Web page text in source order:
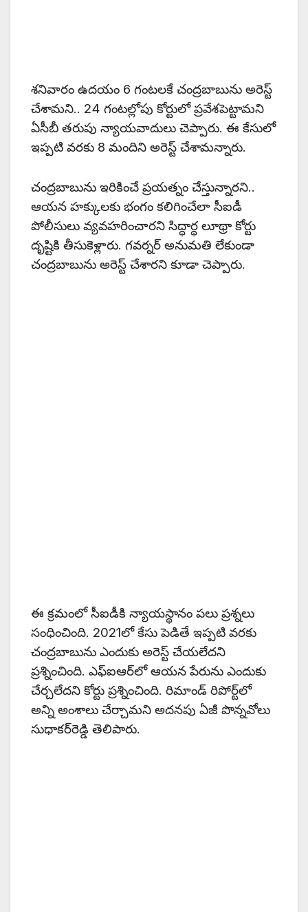
శనివారం ఉదయం 6 గంటలకే చంద్రబాబును అరెస్ట్
చేశామని.. 24 గంటల్లోపు కోర్టులో ప్రవేశపెట్టామని
ఏసీబీ తరుపు న్యాయవాదులు చెప్పారు. ఈ కేసులో
ఇప్పటి వరకు 8 మందిని అరెస్ట్‌ చేశామన్నారు.
చంద్రబాబును ఇరికించే ప్రయత్నం చేస్తున్నారని..
ఆయన హక్కులకు భంగం కలిగించేలా సీఐడీ
పోలీసులు వ్యవహరించారని సిద్ధార్థ లూథ్రా కోర్టు
దృష్టికి తీసుకెళ్లారు. గవర్నర్‌ అనుమతి లేకుండా
చంద్రబాబును అరెస్ట్‌ చేశారని కూడా చెప్పారు.
ఈ క్రమంలో సీఐడీకి న్యాయస్థానం పలు ప్రశ్నలు
సంధించింది. 2021లో కేసు పెడితే ఇప్పటి వరకు
చంద్రబాబును ఎందుకు అరెస్ట్‌ చేయలేదని
ప్రశ్నించింది. ఎఫ్‌ఐఆర్‌లో ఆయన పేరును ఎందుకు
చేర్చలేదని కోర్టు ప్రశ్నించింది. రిమాండ్‌ రిపోర్ట్‌లో
అన్ని అంశాలు చేర్చామని అదనపు ఏజీ పొన్నవోలు
సుధాకర్‌రెడ్డి తెలిపారు.